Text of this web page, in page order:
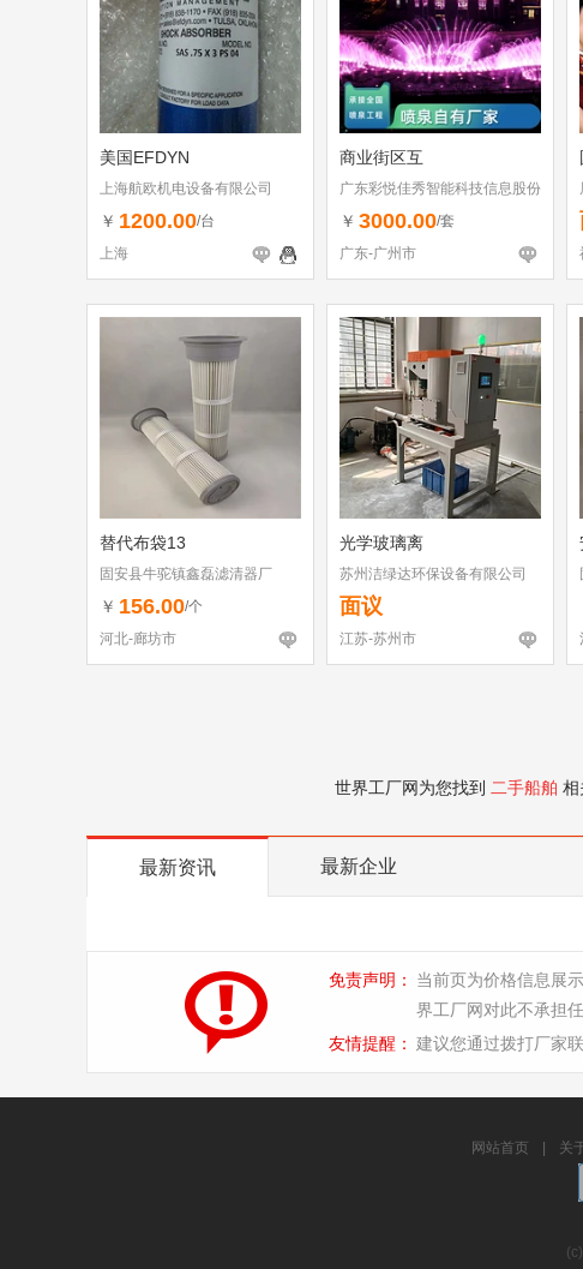
美国EFDYN
上海航欧机电设备有限公司
￥ 1200.00/台
上海
商业街区互
广东彩悦佳秀智能科技信息股份
有限公司
￥ 3000.00/套
广东-广州市
替代布袋13
固安县牛驼镇鑫磊滤清器厂
￥ 156.00/个
河北-廊坊市
光学玻璃离
苏州洁绿达环保设备有限公司
面议
江苏-苏州市
世界工厂网为您找到 二手船舶 相
最新资讯 最新企业
免责声明：
当前页为价格信息展
界工厂网对此不承担
友情提醒： 建议您通过拨打厂家
网站首页 关